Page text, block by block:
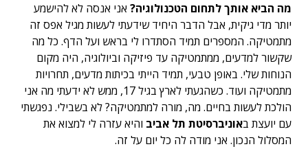
מה הביא אותך לתחום הטכנולוגיה? אני אנסה לא להישמע
יותר מדי גיקית, אבל הדבר היחיד שידעתי לעשות מגיל אפס זה
מתמטיקה. המספרים תמיד הסתדרו לי בראש ועל הדף. כל מה
שקשור למדעים, ממתמטיקה עד פיזיקה וביולוגיה, היה מקום
הנוחות שלי. באופן טבעי, תמיד הייתי בכיתות מדעים, תחרויות
מתמטיקה ועוד. כשהגעתי לארץ בגיל 17, ממש לא ידעתי מה אני
הולכת לעשות בחיים. מה, מורה למתמטיקה? לא בשבילי. נפגשתי
עם יועצת באוניברסיטת תל אביב והיא עזרה לי למצוא את
המסלול הנכון. אני מודה לה כל יום על זה.